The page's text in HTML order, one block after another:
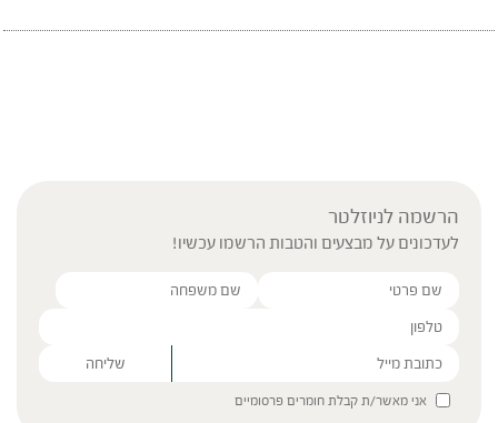
הרשמה לניוזלטר
לעדכונים על מבצעים והטבות הרשמו עכשיו!
Please leave this field empty.
אני מאשר/ת קבלת חומרים פרסומיים